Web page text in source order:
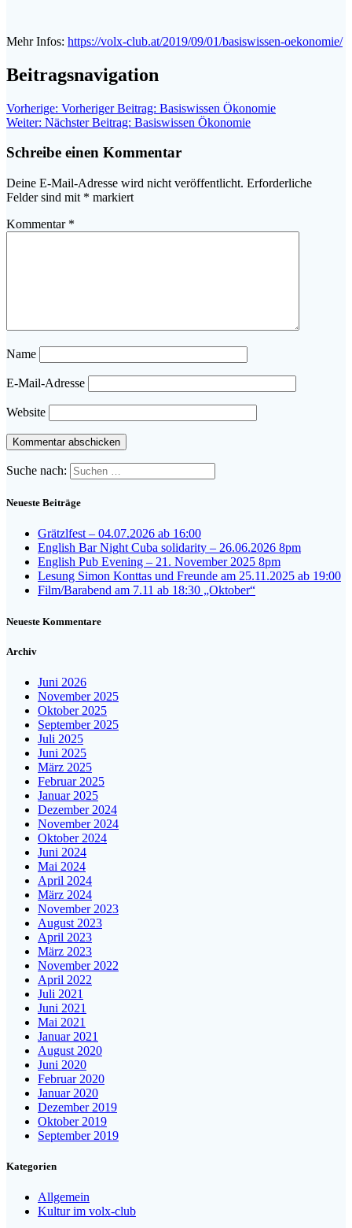
Mehr Infos: https://volx-club.at/2019/09/01/basiswissen-oekonomie/
Beitragsnavigation
Vorherige: Vorheriger Beitrag: Basiswissen Ökonomie
Weiter: Nächster Beitrag: Basiswissen Ökonomie
Schreibe einen Kommentar
Deine E-Mail-Adresse wird nicht veröffentlicht. Erforderliche
Felder sind mit * markiert
Kommentar *
Name
E-Mail-Adresse
Website
Suche nach:
Neueste Beiträge
Grätzlfest – 04.07.2026 ab 16:00
English Bar Night Cuba solidarity – 26.06.2026 8pm
English Pub Evening – 21. November 2025 8pm
Lesung Simon Konttas und Freunde am 25.11.2025 ab 19:00
Film/Barabend am 7.11 ab 18:30 „Oktober“
Neueste Kommentare
Archiv
Juni 2026
November 2025
Oktober 2025
September 2025
Juli 2025
Juni 2025
März 2025
Februar 2025
Januar 2025
Dezember 2024
November 2024
Oktober 2024
Juni 2024
Mai 2024
April 2024
März 2024
November 2023
August 2023
April 2023
März 2023
November 2022
April 2022
Juli 2021
Juni 2021
Mai 2021
Januar 2021
August 2020
Juni 2020
Februar 2020
Januar 2020
Dezember 2019
Oktober 2019
September 2019
Kategorien
Allgemein
Kultur im volx-club